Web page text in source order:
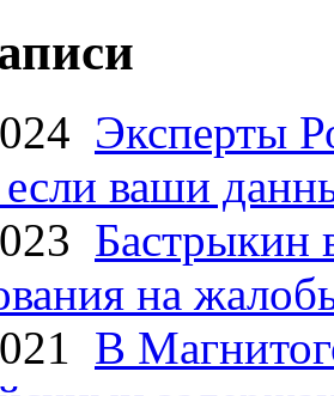
Эксперты
если ваши
Бастрыкин
на
В